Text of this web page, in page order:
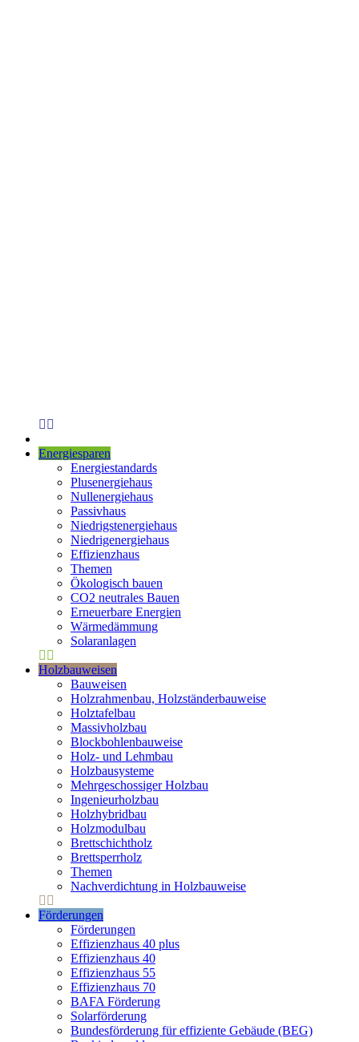
Energiesparen
Energiestandards
Plusenergiehaus
Nullenergiehaus
Passivhaus
Niedrigstenergiehaus
Niedrigenergiehaus
Effizienzhaus
Themen
Ökologisch bauen
CO2 neutrales Bauen
Erneuerbare Energien
Wärmedämmung
Solaranlagen
Holzbauweisen
Bauweisen
Holzrahmenbau, Holzständerbauweise
Holztafelbau
Massivholzbau
Blockbohlenbauweise
Holz- und Lehmbau
Holzbausysteme
Mehrgeschossiger Holzbau
Ingenieurholzbau
Holzhybridbau
Holzmodulbau
Brettschichtholz
Brettsperrholz
Themen
Nachverdichtung in Holzbauweise
Förderungen
Förderungen
Effizienzhaus 40 plus
Effizienzhaus 40
Effizienzhaus 55
Effizienzhaus 70
BAFA Förderung
Solarförderung
Bundesförderung für effiziente Gebäude (BEG)